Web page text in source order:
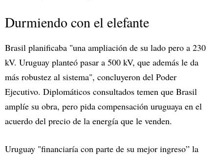
Durmiendo con el elefante
Brasil planificaba "una ampliación de su lado pero a 230
kV. Uruguay planteó pasar a 500 kV, que además le da
más robustez al sistema", concluyeron del Poder
Ejecutivo. Diplomáticos consultados temen que Brasil
amplíe su obra, pero pida compensación uruguaya en el
acuerdo del precio de la energía que le venden.
Uruguay "financiaría con parte de su mejor ingreso” la